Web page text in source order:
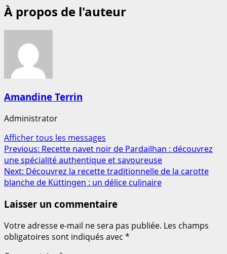
À propos de l'auteur
Amandine Terrin
Administrator
Afficher tous les messages
Post
navigation
Previous: Recette navet noir de Pardailhan : découvrez
une spécialité authentique et savoureuse
Next: Découvrez la recette traditionnelle de la carotte
blanche de Küttingen : un délice culinaire
Laisser un commentaire
Votre adresse e-mail ne sera pas publiée. Les champs
obligatoires sont indiqués avec *